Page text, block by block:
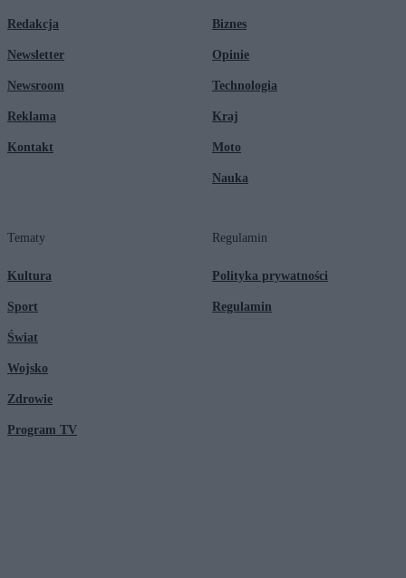
Redakcja
Newsletter
Newsroom
Reklama
Kontakt
Biznes
Opinie
Technologia
Kraj
Moto
Nauka
Tematy
Kultura
Sport
Świat
Wojsko
Zdrowie
Program TV
Regulamin
Polityka prywatności
Regulamin